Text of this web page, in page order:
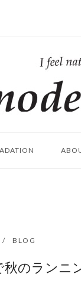
ム
BLOG
のランニ